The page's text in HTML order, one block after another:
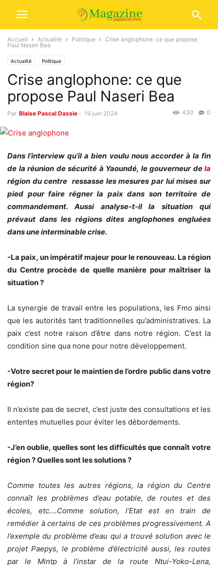
Accueil Actualité Politique
Crise anglophone: ce que propose
Paul Naseri Bea
Actualité Politique
Crise anglophone: ce que
propose Paul Naseri Bea
Par Blaise Pascal Dassie - 19 juin 2024 0
430
Dans l’interview qu’il a bien voulu nous accorder à la fin
de la réunion de sécurité à Yaoundé, le gouverneur de la
région du centre ressasse les mesures par lui mises sur
pied pour faire régner la paix dans son territoire de
commandement. Aussi analyse-t-il la situation qui
prévaut dans les régions dites anglophones engluées
dans une interminable crise.
-La paix, un impératif majeur pour le renouveau. La région
du Centre procède de quelle manière pour maîtriser la
situation ?
La synergie de travail entre les populations, les Fmo ainsi
que les autorités tant traditionnelles qu’administratives. La
paix c’est notre raison d’être dans notre région. C’est la
condition sine qua none pour notre développement.
-Votre secret pour le maintien de l’ordre public dans votre
région?
Il n’existe pas de secret, c’est juste des consultations et les
ententes mutuelles pour éviter les débordements.
-J’en oublie, quelles sont les difficultés que connaît votre
région ? Quelles sont les solutions ?
Comme toutes les autres régions, la région du Centre
connaît les problèmes d’eau potable, de routes et des
écoles, etc….Comme solution, l’Etat est en train de
remédier à certains de ces problèmes progressivement. A
l’exemple du problème d’eau qui a trouvé solution avec le
projet Paepys, le problème d’électricité aussi, les routes
par le Mintp à l’instar de la route Ntui-Yoko-Lena,